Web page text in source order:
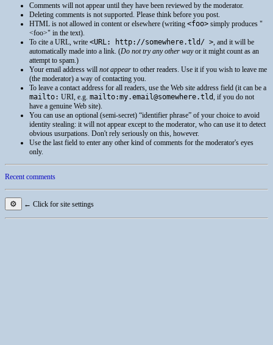
Comments will not appear until they have been reviewed by the moderator.
Deleting comments is not supported. Please think before you post.
HTML is not allowed in content or elsewhere (writing <foo> simply produces
<foo>
in the text).
To cite a URL, write <URL: http://somewhere.tld/ >, and it will be
automatically made into a link. (Do not try any other wayor it might count as an
attempt to spam.)
Your email address will not appear to other readers. Use it if you wish to leave me
(the moderator) a way of contacting you.
To leave a contact address for all readers, use the Web site address field (it can be a
mailto: URI, e.g. mailto:my.email@somewhere.tld, if you do not
have a genuine Web site).
You can use an optional (semi-secret) “identifier phrase” of your choice to avoid
identity stealing: it will not appear except to the moderator, who can use it to detect
obvious usurpations. Don't rely seriously on this, however.
Use the last field to enter any other kind of comments for the moderator's eyes
only.
Recent comments
⚙ ← Click for site settings